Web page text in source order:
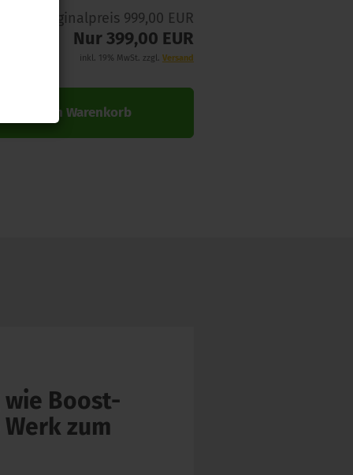
Originalpreis 999,00 EUR
Nur 399,00 EUR
inkl. 19% MwSt. zzgl. Versand
In den Warenkorb
wie Boost-
zum